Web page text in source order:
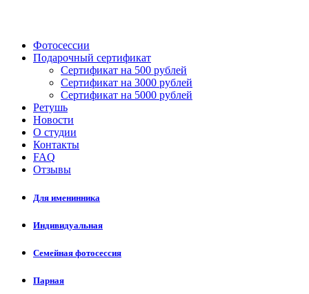
Фотосессии
Подарочный сертификат
Сертификат на 500 рублей
Сертификат на 3000 рублей
Сертификат на 5000 рублей
Ретушь
Новости
О студии
Контакты
FAQ
Отзывы
Для именинника
Индивидуальная
Семейная фотосессия
Парная